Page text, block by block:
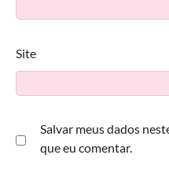
Site
Salvar meus dados
que eu comentar.